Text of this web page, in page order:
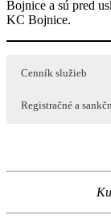
Bojnice a sú pred
KC Bojnice.
Cenník služieb
Registračné a